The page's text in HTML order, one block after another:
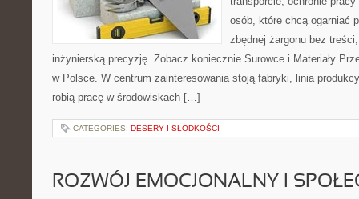
osób, które chcą ogarniać
zbędnej żargonu bez
inżynierską precyzję. Zobacz koniecznie Surowce i Materiały
w Polsce. W centrum zainteresowania stoją fabryki, linia
robią pracę w środowiskach […]
CATEGORIES: DESERY I SŁODKOŚCI
ROZWÓJ EMOCJONALNY I